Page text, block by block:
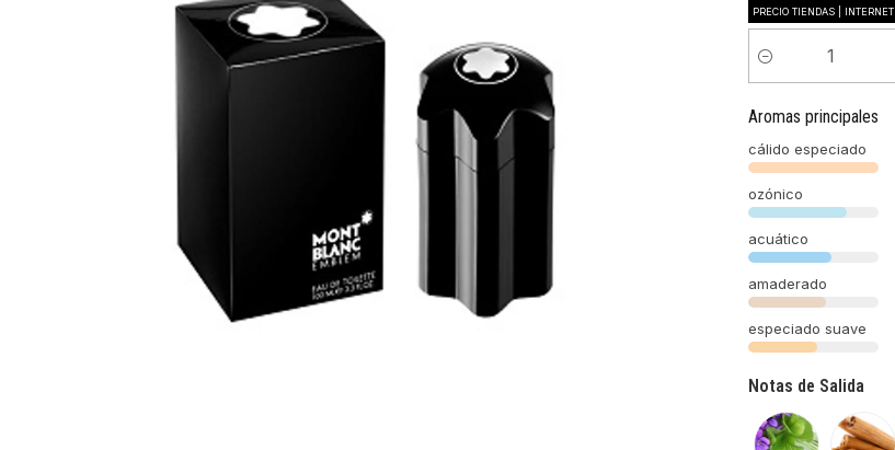
PRECIO TIENDAS | INTERNET
Cantidad
Aromas principales
cálido especiado
ozónico
acuático
amaderado
especiado suave
Notas de Salida